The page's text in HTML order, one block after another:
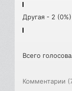
Другая - 2 (0%)
Всего
Комментарии